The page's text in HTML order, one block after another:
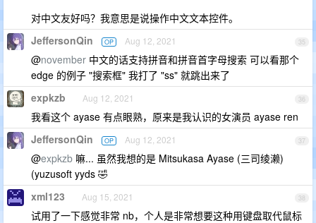
对中文友好吗？我意思是说操作中文文本控件。
35
JeffersonQin OP Aug 12, 2021
@november 中文的话支持拼音和拼音首字母搜索 可以看那个
edge 的例子 "搜索框" 我打了 "ss" 就跳出来了
36
expkzb Aug 12, 2021
我看这个 ayase 有点眼熟，原来是我认识的女演员 ayase ren
37
JeffersonQin OP Aug 12, 2021
@expkzb 嘛... 虽然我想的是 Mitsukasa Ayase (三司绫濑)
(yuzusoft yyds 🤣
38
xml123 Aug 15, 2021
试用了一下感觉非常 nb，个人是非常想要这种用键盘取代鼠标